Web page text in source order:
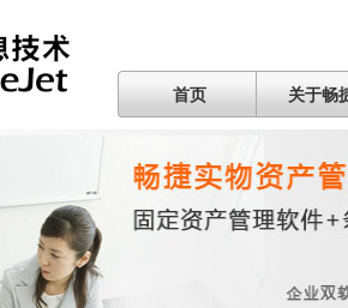
首页 关于畅